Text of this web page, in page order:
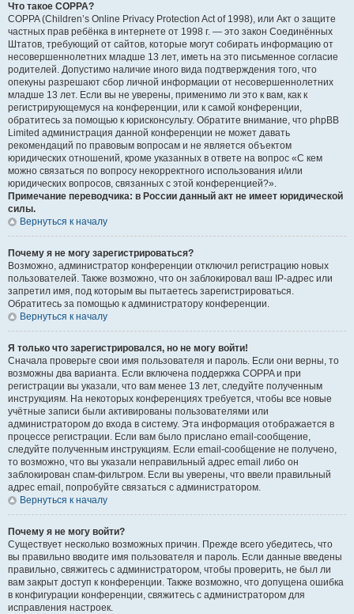
Что такое COPPA?
COPPA (Children’s Online Privacy Protection Act of 1998), или Акт о защите
частных прав ребёнка в интернете от 1998 г. — это закон Соединённых
Штатов, требующий от сайтов, которые могут собирать информацию от
несовершеннолетних младше 13 лет, иметь на это письменное согласие
родителей. Допустимо наличие иного вида подтверждения того, что
опекуны разрешают сбор личной информации от несовершеннолетних
младше 13 лет. Если вы не уверены, применимо ли это к вам, как к
регистрирующемуся на конференции, или к самой конференции,
обратитесь за помощью к юрисконсульту. Обратите внимание, что phpBB
Limited администрация данной конференции не может давать
рекомендаций по правовым вопросам и не является объектом
юридических отношений, кроме указанных в ответе на вопрос «С кем
можно связаться по вопросу некорректного использования и/или
юридических вопросов, связанных с этой конференцией?».
Примечание переводчика: в России данный акт не имеет юридической
силы.
Вернуться к началу
Почему я не могу зарегистрироваться?
Возможно, администратор конференции отключил регистрацию новых
пользователей. Также возможно, что он заблокировал ваш IP-адрес или
запретил имя, под которым вы пытаетесь зарегистрироваться.
Обратитесь за помощью к администратору конференции.
Вернуться к началу
Я только что зарегистрировался, но не могу войти!
Сначала проверьте свои имя пользователя и пароль. Если они верны, то
возможны два варианта. Если включена поддержка COPPA и при
регистрации вы указали, что вам менее 13 лет, следуйте полученным
инструкциям. На некоторых конференциях требуется, чтобы все новые
учётные записи были активированы пользователями или
администратором до входа в систему. Эта информация отображается в
процессе регистрации. Если вам было прислано email-сообщение,
следуйте полученным инструкциям. Если email-сообщение не получено,
то возможно, что вы указали неправильный адрес email либо он
заблокирован спам-фильтром. Если вы уверены, что ввели правильный
адрес email, попробуйте связаться с администратором.
Вернуться к началу
Почему я не могу войти?
Существует несколько возможных причин. Прежде всего убедитесь, что
вы правильно вводите имя пользователя и пароль. Если данные введены
правильно, свяжитесь с администратором, чтобы проверить, не был ли
вам закрыт доступ к конференции. Также возможно, что допущена ошибка
в конфигурации конференции, свяжитесь с администратором для
исправления настроек.